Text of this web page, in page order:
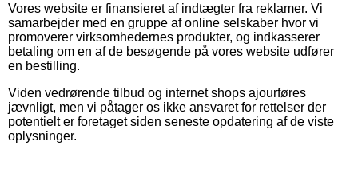
Vores website er finansieret af indtægter fra reklamer. Vi
samarbejder med en gruppe af online selskaber hvor vi
promoverer virksomhedernes produkter, og indkasserer
betaling om en af de besøgende på vores website udfører
en bestilling.
Viden vedrørende tilbud og internet shops ajourføres
jævnligt, men vi påtager os ikke ansvaret for rettelser der
potentielt er foretaget siden seneste opdatering af de viste
oplysninger.